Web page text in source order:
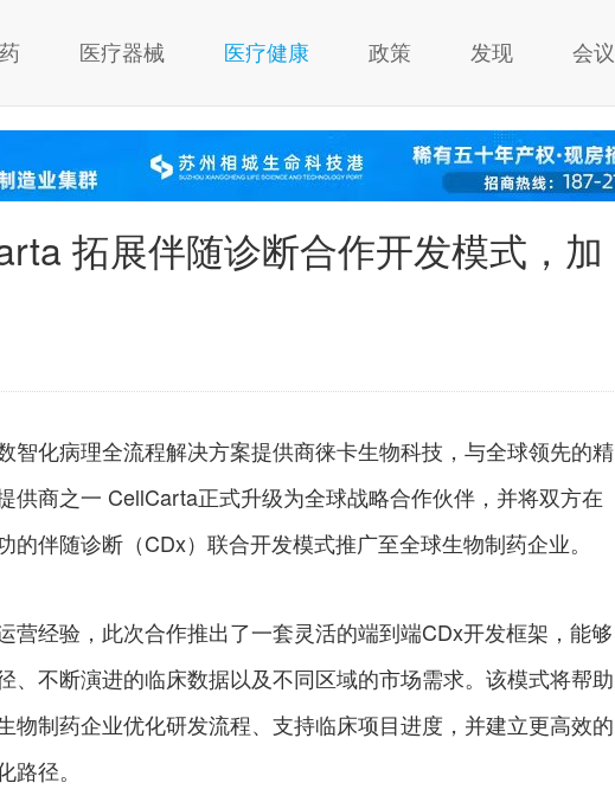
医疗器械 医疗健康 政策 发现 会议
拓展伴随诊断合作开发模式，加
智化病理全流程解决方案提供商徕卡生物科技，与全球领先的精
供商之一 CellCarta正式升级为全球战略合作伙伴，并将双方在
的伴随诊断（CDx）联合开发模式推广至全球生物制药企业。
营经验，此次合作推出了一套灵活的端到端CDx开发框架，能够
、不断演进的临床数据以及不同区域的市场需求。该模式将帮助
物制药企业优化研发流程、支持临床项目进度，并建立更高效的
径。